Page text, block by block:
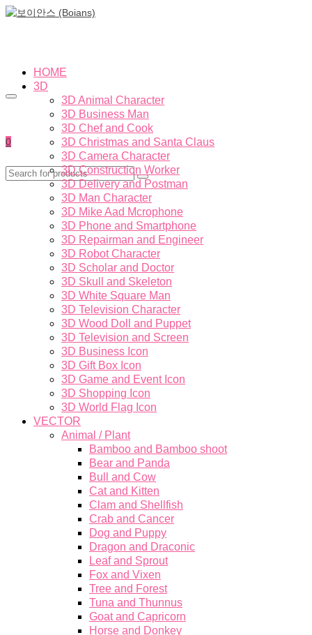
0
HOME
3D
3D Animal Character
3D Business Man
3D Chef and Cook
3D Christmas and Santa Claus
3D Camera Character
3D Construction Worker
3D Delivery and Postman
3D Man Character
3D Mike Aad Mcrophone
3D Phone and Smartphone
3D Repairman and Engineer
3D Robot Character
3D Scholar and Doctor
3D Skull and Skeleton
3D White Square Man
3D Television Character
3D Wood Doll and Puppet
3D Television and Screen
3D Business Icon
3D Gift Box Icon
3D Game and Event Icon
3D Shopping Icon
3D World Flag Icon
VECTOR
Animal / Plant
Bamboo and Bamboo shoot
Bear and Panda
Bull and Cow
Cat and Kitten
Clam and Shellfish
Crab and Cancer
Dog and Puppy
Dragon and Draconic
Leaf and Sprout
Fox and Vixen
Tree and Forest
Tuna and Thunnus
Goat and Capricorn
Horse and Donkey